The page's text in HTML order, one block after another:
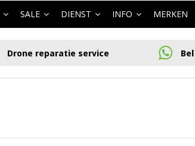
SALE DIENST INFO MERKEN
Drone reparatie service